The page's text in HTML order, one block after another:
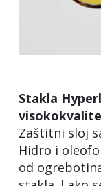
Stakla
Zaštitni sloj
Hidro i
od